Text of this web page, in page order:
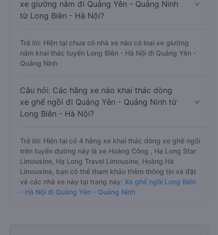
xe giường nằm đi Quảng Yên - Quảng Ninh
từ Long Biên - Hà Nội?
Trả lời: Hiện tại chưa có nhà xe nào có loại xe giường
nằm khai thác tuyến Long Biên - Hà Nội đi Quảng Yên -
Quảng Ninh
Câu hỏi: Các hãng xe nào khai thác dòng
xe ghế ngồi đi Quảng Yên - Quảng Ninh từ
Long Biên - Hà Nội?
Trả lời: Hiện tại có 4 hãng xe khai thác dòng xe ghế ngồi
trên tuyến đường này là xe Hoàng Công , Hạ Long Star
Limousine, Hạ Long Travel Limousine, Hoàng Hà
Limousine, bạn có thể tham khảo thêm thông tin và đặt
vé các nhà xe này tại trang này: Xe ghế ngồi Long Biên
- Hà Nội đi Quảng Yên - Quảng Ninh